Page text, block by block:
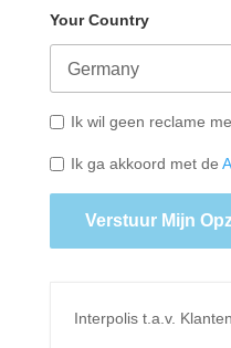
Your Country
Ik wil geen reclame
Ik ga akkoord met de
Verstuur Mijn
Interpolis t.a.v.